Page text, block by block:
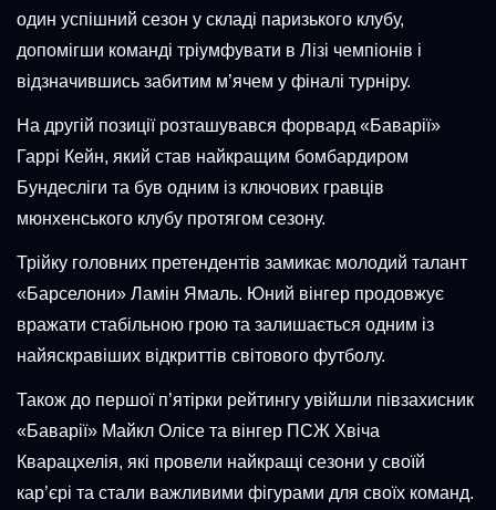
один успішний сезон у складі паризького клубу,
допомігши команді тріумфувати в Лізі чемпіонів і
відзначившись забитим м’ячем у фіналі турніру.
На другій позиції розташувався форвард «Баварії»
Гаррі Кейн, який став найкращим бомбардиром
Бундесліги та був одним із ключових гравців
мюнхенського клубу протягом сезону.
Трійку головних претендентів замикає молодий талант
«Барселони» Ламін Ямаль. Юний вінгер продовжує
вражати стабільною грою та залишається одним із
найяскравіших відкриттів світового футболу.
Також до першої п’ятірки рейтингу увійшли півзахисник
«Баварії» Майкл Олісе та вінгер ПСЖ Хвіча
Кварацхелія, які провели найкращі сезони у своїй
кар’єрі та стали важливими фігурами для своїх команд.